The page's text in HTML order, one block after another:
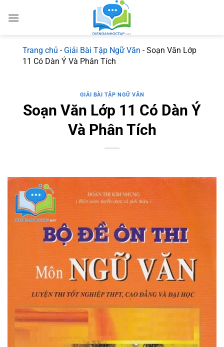
qua
Trang chủ - Giải Bài Tập Ngữ Văn -Soạn Văn Lớp
11 Có Dàn Ý Và Phân Tích
GIẢI BÀI TẬP NGỮ VĂN
Soạn Văn Lớp 11 Có Dàn Ý
Và Phân Tích